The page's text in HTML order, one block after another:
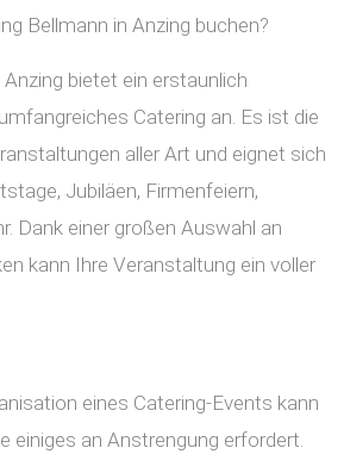
Bellmann in Anzing buchen?
bietet ein erstaunlich
Catering an. Es ist die
aller Art und eignet sich
Jubiläen, Firmenfeiern,
Dank einer großen Auswahl an
kann Ihre Veranstaltung ein voller
eines Catering-Events kann
einiges an Anstrengung erfordert.